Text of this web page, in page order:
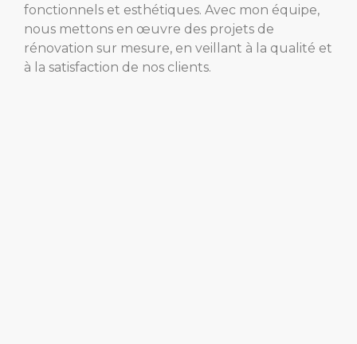
fonctionnels et esthétiques. Avec mon équipe,
nous mettons en œuvre des projets de
rénovation sur mesure, en veillant à la qualité et
à la satisfaction de nos clients.